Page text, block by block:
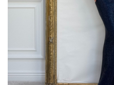
Veste
Paltoane